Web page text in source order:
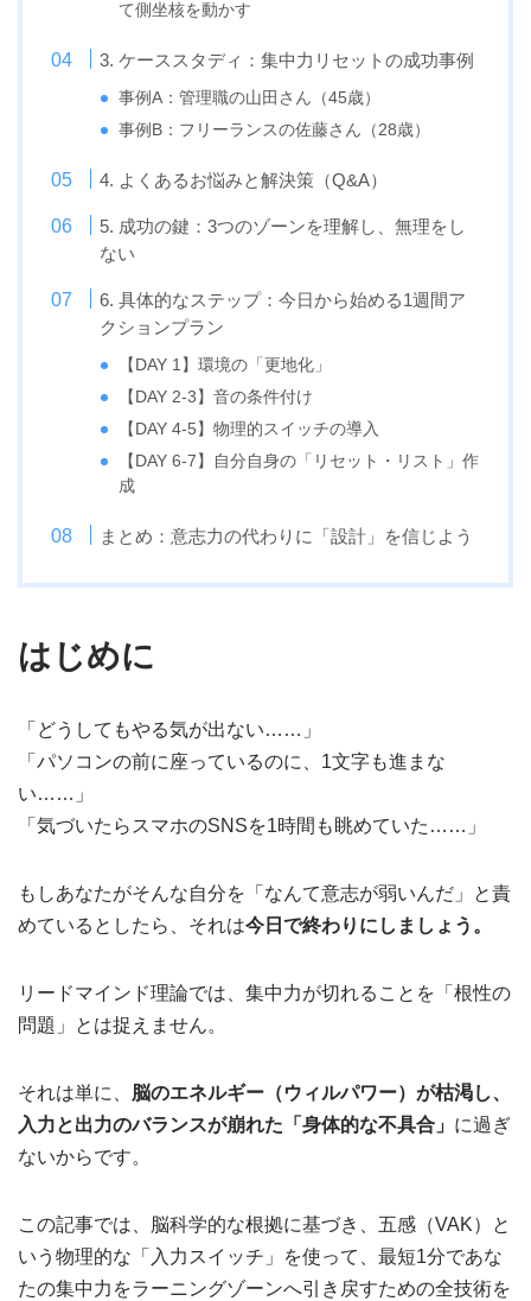
て側坐核を動かす
3. ケーススタディ：集中力リセットの成功事例
事例A：管理職の山田さん（45歳）
事例B：フリーランスの佐藤さん（28歳）
4. よくあるお悩みと解決策（Q&A）
5. 成功の鍵：3つのゾーンを理解し、無理をし
ない
6. 具体的なステップ：今日から始める1週間ア
クションプラン
【DAY 1】環境の「更地化」
【DAY 2-3】音の条件付け
【DAY 4-5】物理的スイッチの導入
【DAY 6-7】自分自身の「リセット・リスト」作
成
まとめ：意志力の代わりに「設計」を信じよう
はじめに
「どうしてもやる気が出ない……」
「パソコンの前に座っているのに、1文字も進まな
い……」
「気づいたらスマホのSNSを1時間も眺めていた……」
もしあなたがそんな自分を「なんて意志が弱いんだ」と責
めているとしたら、それは今日で終わりにしましょう。
リードマインド理論では、集中力が切れることを「根性の
問題」とは捉えません。
それは単に、 脳のエネルギー（ウィルパワー）が枯渇し、
入力と出力のバランスが崩れた「身体的な不具合」 に過ぎ
ないからです。
この記事では、脳科学的な根拠に基づき、五感（VAK）と
いう物理的な「入力スイッチ」を使って、最短1分であな
たの集中力をラーニングゾーンへ引き戻すための全技術を